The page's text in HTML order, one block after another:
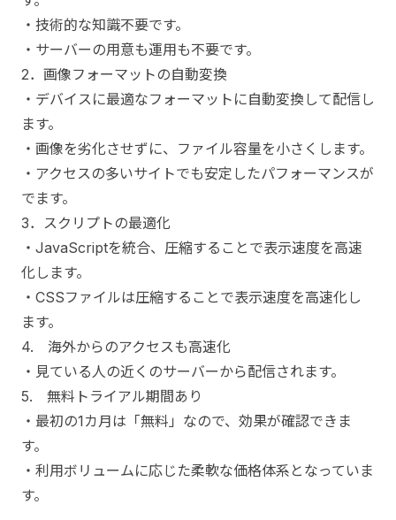
・技術的な知識不要です。
・サーバーの用意も運用も不要です。
2．画像フォーマットの自動変換
・デバイスに最適なフォーマットに自動変換して配信し
ます。
・ 画像を劣化させずに、ファイル容量を小さくします。
・アクセスの多いサイトでも安定したパフォーマンスが
でます。
3．スクリプトの最適化
・JavaScriptを統合、圧縮することで表示速度を高速
化します。
・CSSファイルは圧縮することで表示速度を高速化し
ます。
4. 海外からのアクセスも高速化
・見ている人の近くのサーバーから配信されます。
5. 無料トライアル期間あり
・最初の1カ月は「無料」なので、効果が確認できま
す。
・利用ボリュームに応じた柔軟な価格体系となっていま
す。